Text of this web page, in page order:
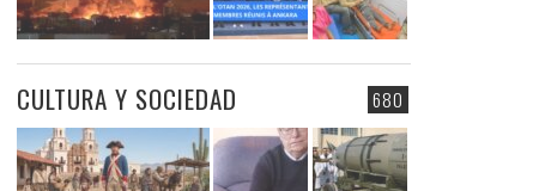
680
CULTURA Y SOCIEDAD